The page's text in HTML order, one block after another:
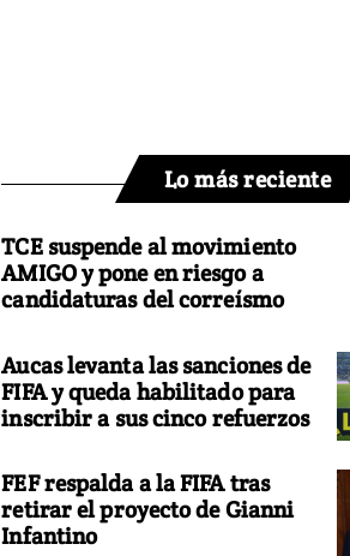
Lo más reciente
TCE suspende al movimiento
AMIGO y pone en riesgo a
candidaturas del correísmo
Aucas levanta las sanciones de
FIFA y queda habilitado para
inscribir a sus cinco refuerzos
FEF respalda a la FIFA tras
retirar el proyecto de Gianni
Infantino